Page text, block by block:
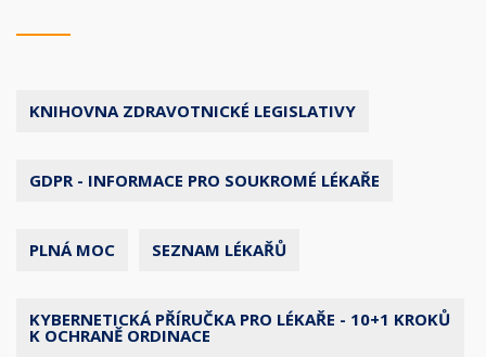
KNIHOVNA ZDRAVOTNICKÉ LEGISLATIVY
GDPR - INFORMACE PRO SOUKROMÉ LÉKAŘE
PLNÁ MOC SEZNAM LÉKAŘŮ
KYBERNETICKÁ PŘÍRUČKA PRO LÉKAŘE - 10+1 KROKŮ
K OCHRANĚ ORDINACE